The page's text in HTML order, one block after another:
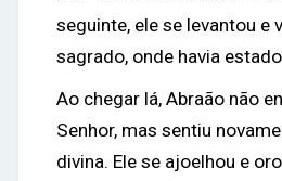
seguinte, ele se levantou e
sagrado, onde havia
Ao chegar lá, Abraão não
Senhor, mas sentiu
divina. Ele se ajoelhou e